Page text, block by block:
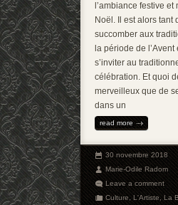
l’ambiance festive et
Noël. Il est alors tant
succomber aux
la période de l’Avent
s’inviter au
célébration. Et quoi
merveilleux que de
dans un
read more
30 novembre 2018
Marie-Odile Radom
Leave a comment
Culture,L'Artiste,La